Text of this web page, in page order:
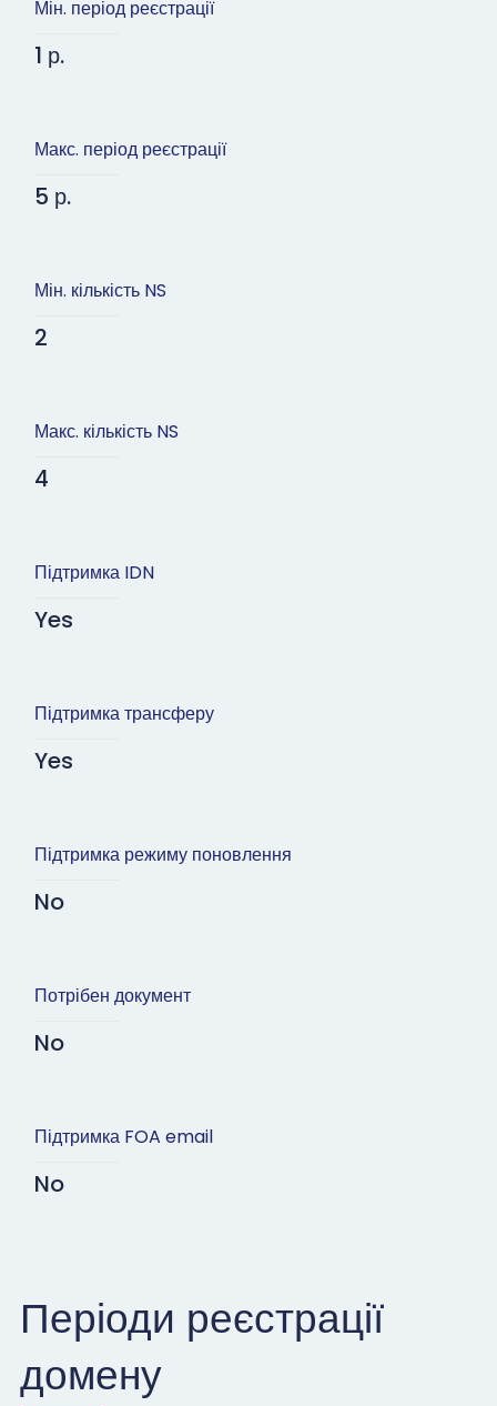
Мін. період реєстрації
1 р.
Макс. період реєстрації
5 р.
Мін. кількість NS
2
Макс. кількість NS
4
Підтримка IDN
Yes
Підтримка трансферу
Yes
Підтримка режиму поновлення
No
Потрібен документ
No
Підтримка FOA email
No
Періоди реєстрації
домену